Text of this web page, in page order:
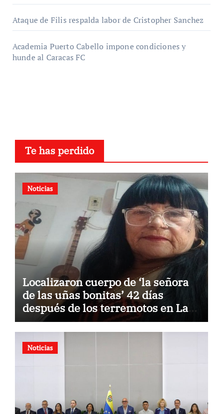
Ataque de Filis respalda labor de Cristopher Sanchez
Academia Puerto Cabello impone condiciones y
hunde al Caracas FC
Te has perdido
Noticias
Localizaron cuerpo de ‘la señora
de las uñas bonitas’ 42 días
después de los terremotos en La
Guaira
Noticias